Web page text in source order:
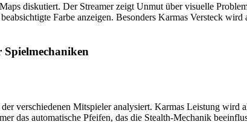
diskutiert. Der Streamer zeigt Unmut über visuelle
Farbe anzeigen. Besonders Karmas Versteck
Spielmechaniken
verschiedenen Mitspieler analysiert. Karmas Leistung wird
das automatische Pfeifen, das die Stealth-Mechanik